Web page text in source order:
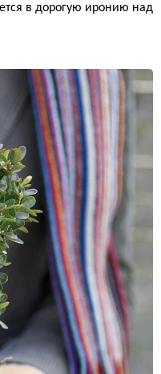
в дорогую иронию над